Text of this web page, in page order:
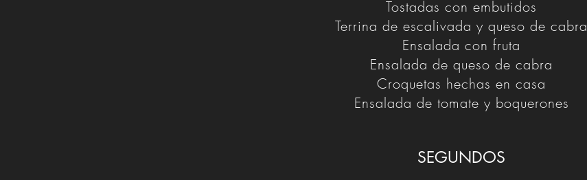
Tostadas con embutidos
Terrina de escalivada y queso de cabra
Ensalada con fruta
Ensalada de queso de cabra
Croquetas hechas en casa
Ensalada de tomate y boquerones
SEGUNDOS